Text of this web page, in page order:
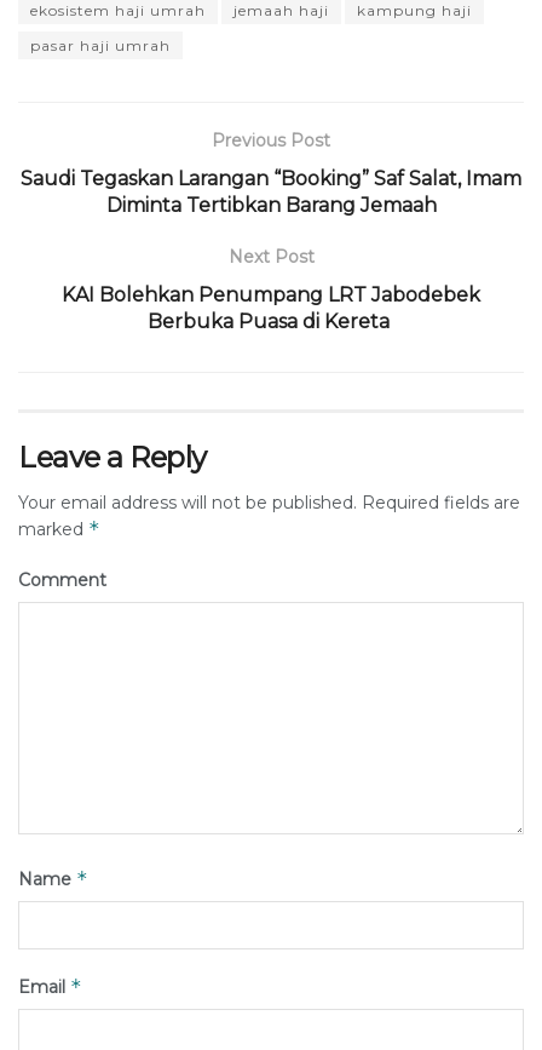
ekosistem haji umrah
jemaah haji
kampung haji
pasar haji umrah
Previous Post
Saudi Tegaskan Larangan “Booking” Saf Salat, Imam
Diminta Tertibkan Barang Jemaah
Next Post
KAI Bolehkan Penumpang LRT Jabodebek
Berbuka Puasa di Kereta
Leave a Reply
Your email address will not be published. Required fields are
marked *
Comment
Name *
Email *